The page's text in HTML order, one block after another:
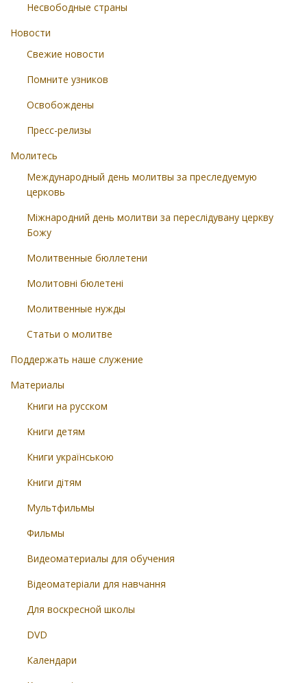
Несвободные страны
Новости
Свежие новости
Помните узников
Освобождены
Пресс-релизы
Молитесь
Международный день молитвы за преследуемую
церковь
Міжнародний день молитви за переслідувану церкву
Божу
Молитвенные бюллетени
Молитовні бюлетені
Молитвенные нужды
Статьи о молитве
Поддержать наше служение
Материалы
Книги на русском
Книги детям
Книги українською
Книги дітям
Мультфильмы
Фильмы
Видеоматериалы для обучения
Відеоматеріали для навчання
Для воскресной школы
DVD
Календари